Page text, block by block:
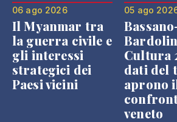
06 ago 2026
Il Myanmar tra
la guerra civile e
gli interessi
strategici dei
Paesi vicini
05 ago
Cultura
dati del
aprono
veneto